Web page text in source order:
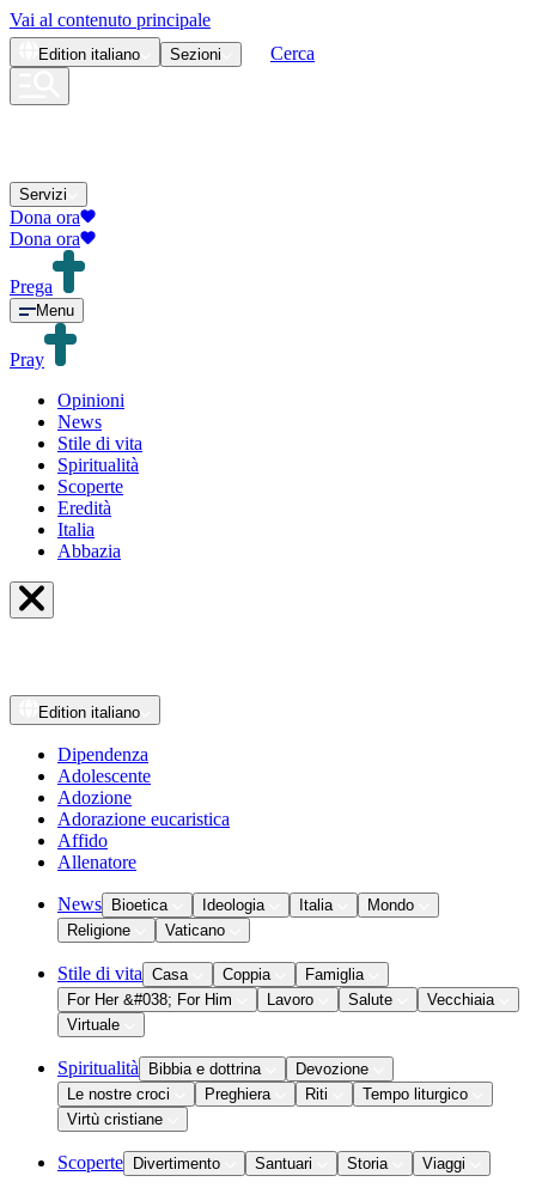
Vai al contenuto principale
Edition italiano Sezioni Cerca
Servizi
Dona ora
Dona ora
Prega
Menu
Pray
Opinioni
News
Stile di vita
Spiritualità
Scoperte
Eredità
Italia
Abbazia
Edition italiano
Dipendenza
Adolescente
Adozione
Adorazione eucaristica
Affido
Allenatore
News Bioetica Ideologia Italia
Mondo
Religione
Vaticano
Stile di vita Casa Coppia
Famiglia
For Her &#038; For Him
Lavoro Salute
Vecchiaia
Virtuale
Spiritualità Bibbia e dottrina
Devozione
Le nostre croci
Preghiera Riti
Tempo liturgico
Virtù cristiane
Scoperte Divertimento Santuari Storia Viaggi